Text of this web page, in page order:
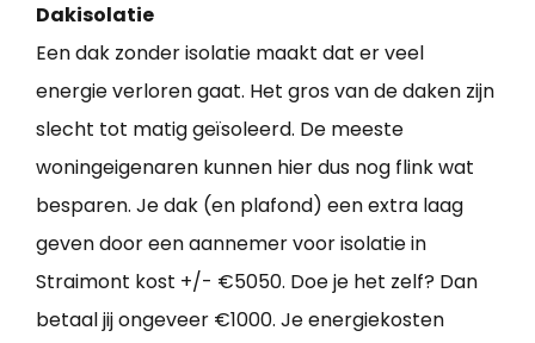
Dakisolatie
Een dak zonder isolatie maakt dat er veel
energie verloren gaat. Het gros van de daken zijn
slecht tot matig geïsoleerd. De meeste
woningeigenaren kunnen hier dus nog flink wat
besparen. Je dak (en plafond) een extra laag
geven door een aannemer voor isolatie in
Straimont kost +/- €5050. Doe je het zelf? Dan
betaal jij ongeveer €1000. Je energiekosten